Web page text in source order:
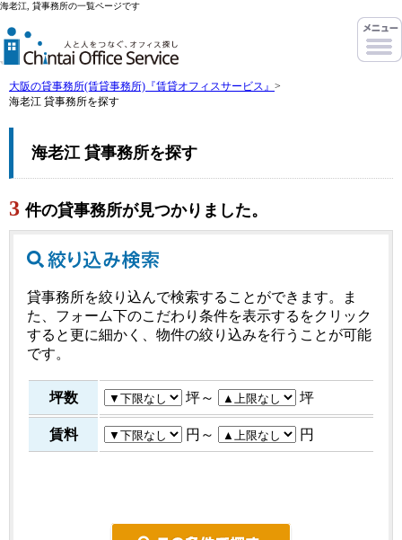
海老江, 貸事務所の一覧ページです
大阪の貸事務所(賃貸事務所)『賃貸オフィスサービス』 >
海老江 貸事務所を探す
海老江 貸事務所を探す
3 件の貸事務所が見つかりました。
貸事務所を絞り込んで検索することができます。ま
た、フォーム下のこだわり条件を表示するをクリック
すると更に細かく、物件の絞り込みを行うことが可能
です。
坪数 坪～ 坪
賃料 円～ 円